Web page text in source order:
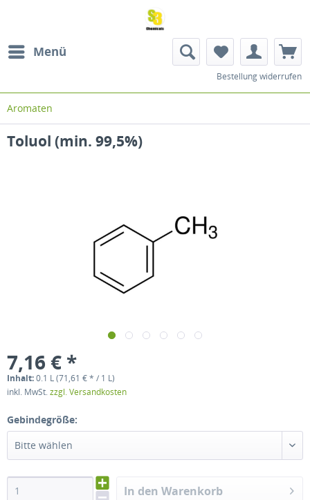
Menü
Bestellung widerrufen
Aromaten
Toluol (min. 99,5%)
7,16 € *
Inhalt:0.1 L (71,61 € * / 1 L)
inkl. MwSt.zzgl. Versandkosten
Gebindegröße:
Bitte wählen
In den Warenkorb